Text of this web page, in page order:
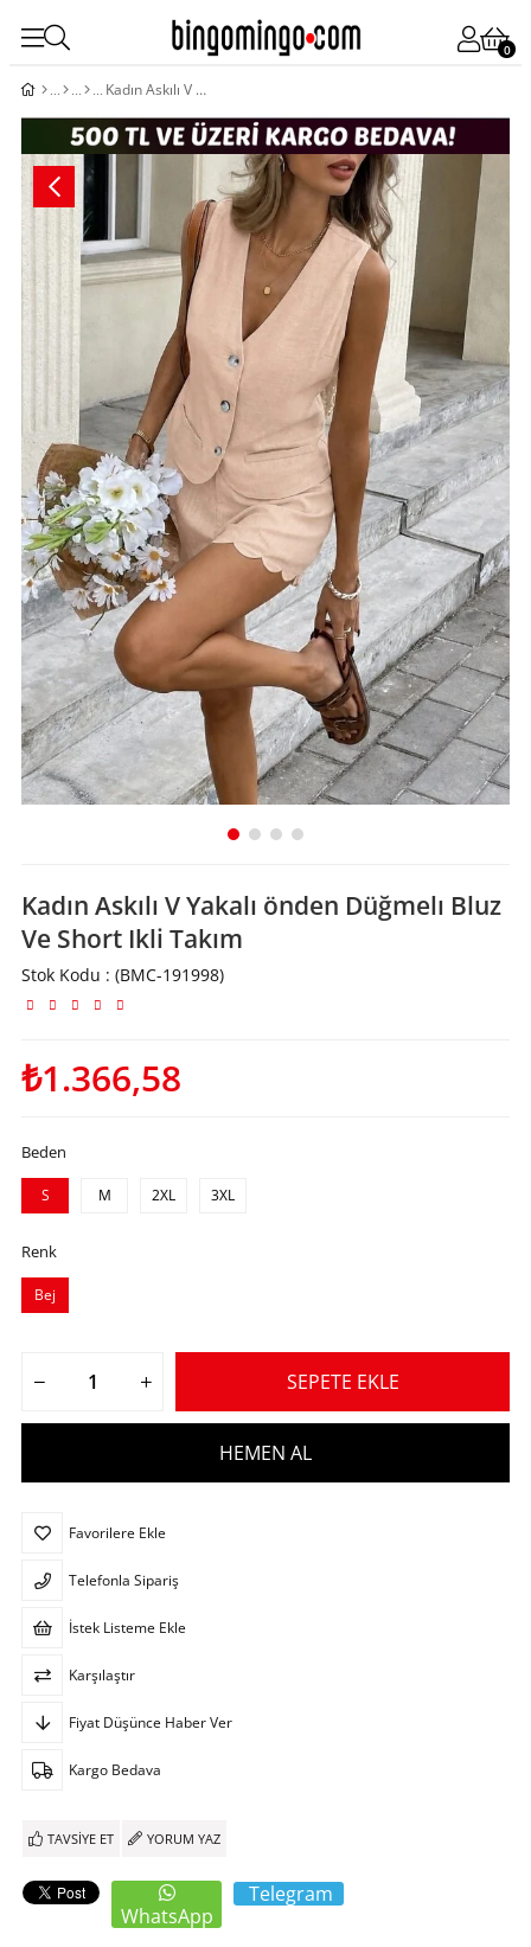
0
Kadın Askılı V Yakalı önden Düğmelı Bluz Ve Short Ikli Takım
Kadın Askılı V Yakalı önden Düğmelı Bluz
Ve Short Ikli Takım
Stok Kodu (BMC-191998)
₺1.366,58
Beden
S M 2XL 3XL
Renk
Bej
Favorilere Ekle
Telefonla Sipariş
İstek Listeme Ekle
Karşılaştır
Fiyat Düşünce Haber Ver
Kargo Bedava
TAVSIYE ET YORUM YAZ
WhatsApp
Telegram